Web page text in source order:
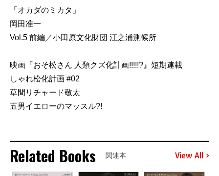
「オカダのミカタ」
岡田准一
Vol.5 前編／小田原文化財団 江之浦測候所
映画『おそ松さん 人類クズ化計画!!!!!?』短期連載
しゃれ松化計画 #02
草間リチャード敬太
五男イエローのマッスル?!
Related Books 関連本 View All